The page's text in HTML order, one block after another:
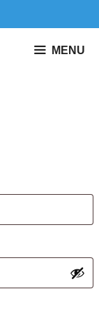
MENU